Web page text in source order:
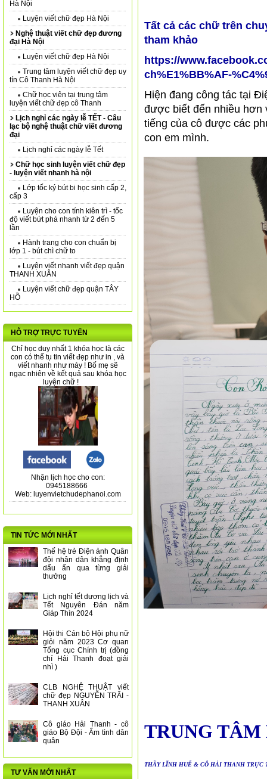
Hà Nội
Luyện viết chữ đẹp Hà Nội
Nghệ thuật viết chữ đẹp đương
đại Hà Nội
Luyện viết chữ đẹp Hà Nội
Trung tâm luyện viết chữ đẹp uy
tín Cô Thanh Hà Nội
Chữ học viên tại trung tâm
luyện viết chữ đẹp cô Thanh
Lịch nghỉ các ngày lễ TẾT - Câu
lạc bộ nghệ thuật chữ viết đương
đại
Lịch nghỉ các ngày lễ Tết
Chữ học sinh luyện viết chữ đẹp
- luyện viết nhanh hà nội
Lớp tốc ký bút bi học sinh cấp 2,
cấp 3
Luyện cho con tính kiên trì - tốc
độ viết bứt phá nhanh từ 2 đến 5
lần
Hành trang cho con chuẩn bị
lớp 1 - bút chì chữ to
Luyện viết nhanh viết đẹp quận
THANH XUÂN
Luyện viết chữ đẹp quận TÂY
HỒ
HỖ TRỢ TRỰC TUYẾN
Chỉ học duy nhất 1 khóa học là các
con có thể tụ tin viết đẹp như in , và
viết nhanh như máy ! Bố mẹ sẽ
ngạc nhiên về kết quả sau khóa học
luyện chữ !
Nhận lịch học cho con:
0945188666
Web: luyenvietchudephanoi.com
TIN TỨC MỚI NHẤT
Thế hệ trẻ Điện ảnh Quân
đội nhân dân khẳng định
dấu ấn qua từng giải
thưởng
Lịch nghỉ tết dương lịch và
Tết Nguyên Đán năm
Giáp Thìn 2024
Hội thi Cán bộ Hội phụ nữ
giỏi năm 2023 Cơ quan
Tổng cục Chính trị (đồng
chí Hải Thanh đoạt giải
nhì )
CLB NGHỆ THUẬT viết
chữ đẹp NGUYỄN TRÃI -
THANH XUÂN
Cô giáo Hải Thanh - cô
giáo Bộ Đội - Ấm tình dân
quân
TƯ VẤN MỚI NHẤT
Tất cả các chữ trên
tham khảo
https://
ch%E1%BB%AF-
Hiện đang công tác tại
được biết đến nhiều hơn
tiếng của cô được các
con em mình.
TRUNG
THẦY LĨNH HUẾ & CÔ HẢI THANH TRỰC